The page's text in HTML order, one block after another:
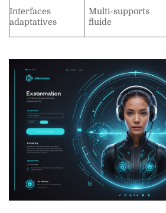
Interfaces
adaptatives
Multi-supports
fluide